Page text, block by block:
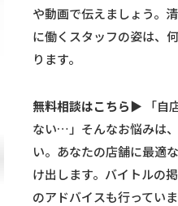
や動画で伝えましょう。
に働くスタッフの姿は、
ります。
無料相談はこちら▶ 「自
ない…」そんなお悩みは
い。あなたの店舗に最適
け出します。 バイトルの
のアドバイスも行っていま